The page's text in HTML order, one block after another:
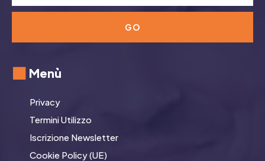
GO
Menù
Privacy
Termini Utilizzo
Iscrizione Newsletter
Cookie Policy (UE)